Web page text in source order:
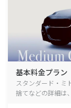
基本料金プラン
スタンダード・ミ
捨てなどの詳細は